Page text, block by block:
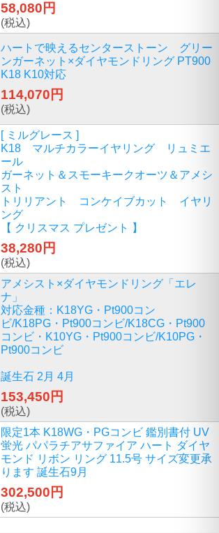
58,080円
(税込)
ハートで映えるセンターストーン グリー
ンガーネット×ダイヤモンドリング PT900
K18 K10対応
114,070円
(税込)
[ ミルグレース ]
K18 マルチカラーイヤリング リュミエ
ール
ガーネット＆スモーキークオーツ＆アメシ
スト
トリリアント コンケイブカット イヤリ
ング
【 クリスマス プレゼント 】
38,280円
(税込)
アメシスト×ダイヤモンドリング「エレ
ナ」
対応金種：K18YG・Pt900コン
ビ/K18PG・Pt900コンビ/K18CG・Pt900
コンビ・K10YG・Pt900コンビ/K10PG・
Pt900コンビ
誕生石 2月 4月
153,450円
(税込)
限定1本 K18WG・PGコンビ 鑑別書付 UV
蛍光 パパラチアサファイア ハート ダイヤ
モンド リボン リング 11.5号 サイズ変更承
ります 誕生石9月
302,500円
(税込)